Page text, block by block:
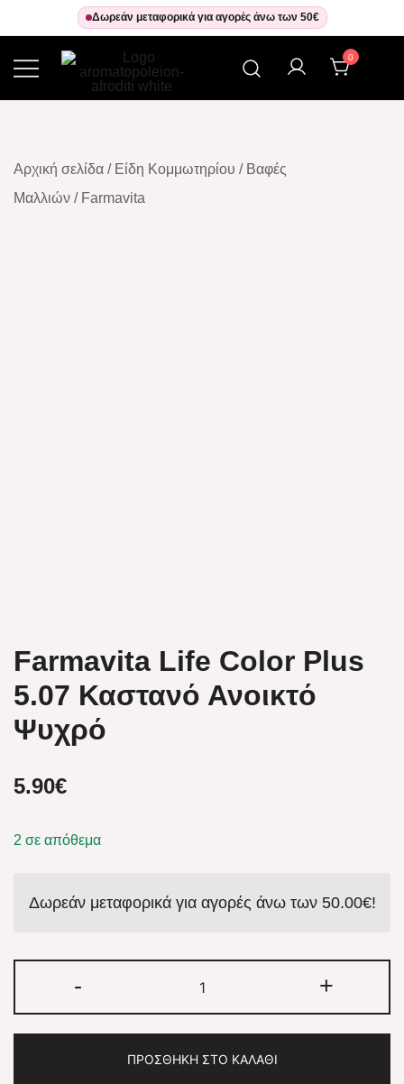
Δωρεάν μεταφορικά για αγορές άνω των 50€
0
Αρχική σελίδα / Είδη Κομμωτηρίου / Βαφές
Μαλλιών / Farmavita
Farmavita Life Color Plus
5.07 Καστανό Ανοικτό
Ψυχρό
5.90€
2 σε απόθεμα
Δωρεάν μεταφορικά για αγορές άνω των 50.00€!
- +
ΠΡΟΣΘΉΚΗ ΣΤΟ ΚΑΛΆΘΙ